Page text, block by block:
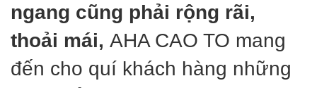
ngang cũng phải rộng rãi,
thoải mái, AHA CAO TO mang
đến cho quí khách hàng những